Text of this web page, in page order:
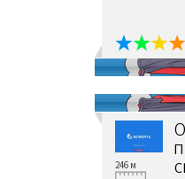
246 м